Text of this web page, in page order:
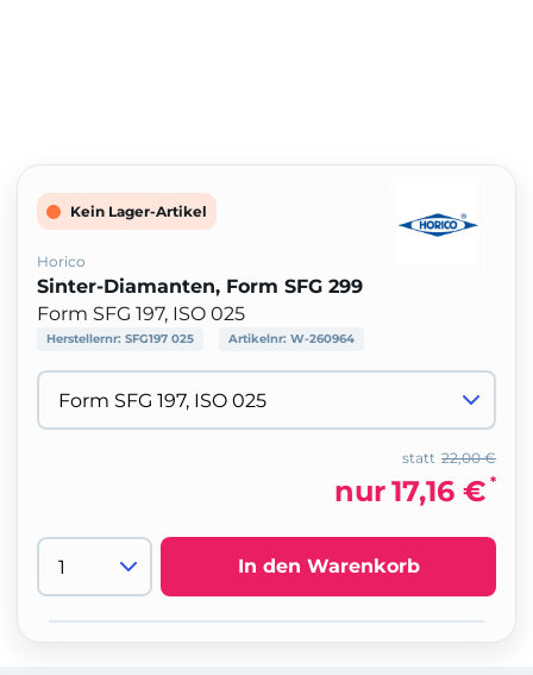
Kein Lager-Artikel
Horico
Sinter-Diamanten, Form SFG 299
Form SFG 197, ISO 025
Herstellernr: SFG197 025 Artikelnr: W-260964
22,00 €
statt
nur17,16 € *
In den Warenkorb